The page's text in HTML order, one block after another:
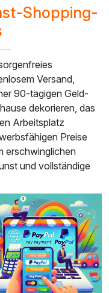
Shopping-
Versand,
90-tägigen Geld-
dekorieren, das
Arbeitsplatz
Preise
erschwinglichen
und vollständige